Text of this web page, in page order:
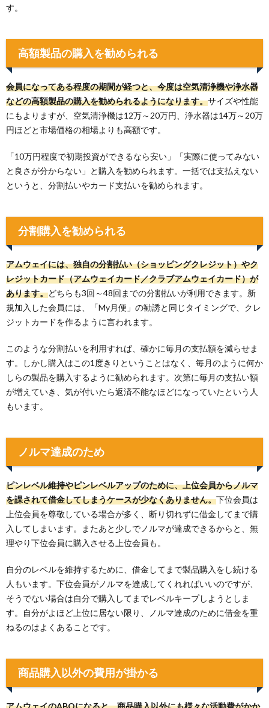
す。
高額製品の購入を勧められる
会員になってある程度の期間が経つと、今度は空気清浄機や浄水器
などの高額製品の購入を勧められるようになります。サイズや性能
にもよりますが、空気清浄機は12万～20万円、浄水器は14万～20万
円ほどと市場価格の相場よりも高額です。
「10万円程度で初期投資ができるなら安い」「実際に使ってみない
と良さが分からない」と購入を勧められます。一括では支払えない
というと、分割払いやカード支払いを勧められます。
分割購入を勧められる
アムウェイには、独自の分割払い（ショッピングクレジット）やク
レジットカード（アムウェイカード／クラブアムウェイカード）が
あります。どちらも3回～48回までの分割払いが利用できます。新
規加入した会員には、「My月便」の勧誘と同じタイミングで、クレ
ジットカードを作るように言われます。
このような分割払いを利用すれば、確かに毎月の支払額を減らせま
す。しかし購入はこの1度きりということはなく、毎月のように何か
しらの製品を購入するように勧められます。次第に毎月の支払い額
が増えていき、気が付いたら返済不能なほどになっていたという人
もいます。
ノルマ達成のため
ピンレベル維持やピンレベルアップのために、上位会員からノルマ
を課されて借金してしまうケースが少なくありません。下位会員は
上位会員を尊敬している場合が多く、断り切れずに借金してまで購
入してしまいます。またあと少しでノルマが達成できるからと、無
理やり下位会員に購入させる上位会員も。
自分のレベルを維持するために、借金してまで製品購入をし続ける
人もいます。下位会員がノルマを達成してくれればいいのですが、
そうでない場合は自分で購入してまでレベルキープしようとしま
す。自分がよほど上位に居ない限り、ノルマ達成のために借金を重
ねるのはよくあることです。
商品購入以外の費用が掛かる
アムウェイのABOになると、商品購入以外にも様々な活動費がかか